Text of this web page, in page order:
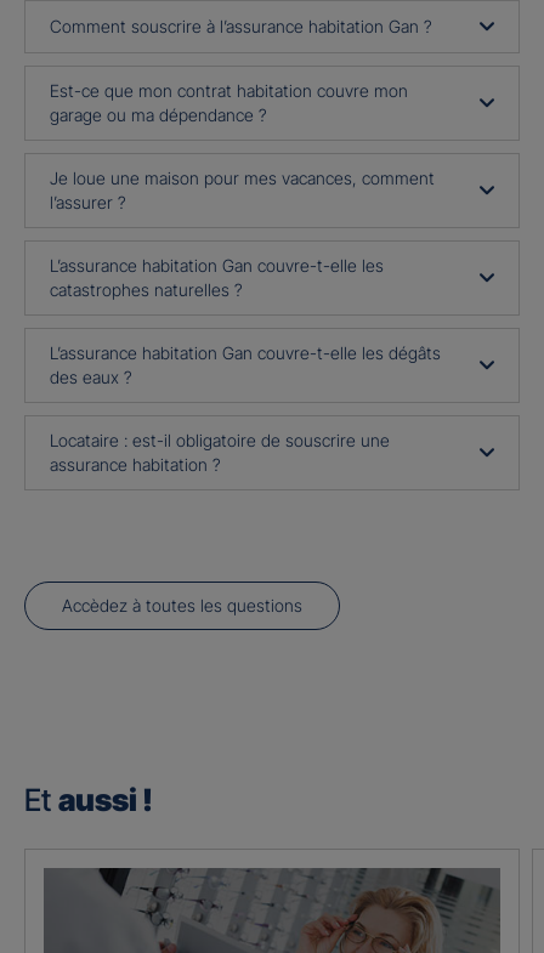
Comment souscrire à l’assurance habitation Gan ?
Est-ce que mon contrat habitation couvre mon
garage ou ma dépendance ?
Je loue une maison pour mes vacances, comment
l’assurer ?
L’assurance habitation Gan couvre-t-elle les
catastrophes naturelles ?
L’assurance habitation Gan couvre-t-elle les dégâts
des eaux ?
Locataire : est-il obligatoire de souscrire une
assurance habitation ?
Accèdez à toutes les questions
Et aussi !